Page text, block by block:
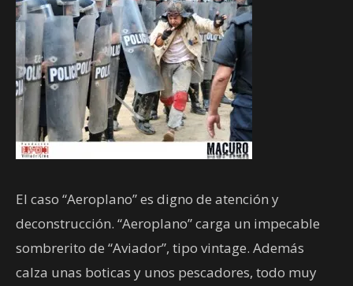
El caso “Aeroplano” es digno de atención y
deconstrucción. “Aeroplano” carga un impecable
sombrerito de “Aviador”, tipo vintage. Además
calza unas boticas y unos pescadores, todo muy